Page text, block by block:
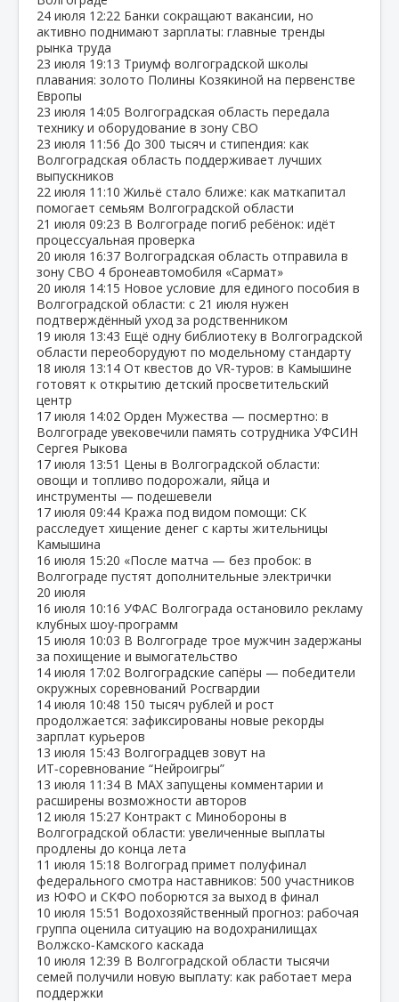
24 июля 12:22 Банки сокращают вакансии, но
активно поднимают зарплаты: главные тренды
рынка труда
23 июля 19:13 Триумф волгоградской школы
плавания: золото Полины Козякиной на первенстве
Европы
23 июля 14:05 Волгоградская область передала
технику и оборудование в зону СВО
23 июля 11:56 До 300 тысяч и стипендия: как
Волгоградская область поддерживает лучших
выпускников
22 июля 11:10 Жильё стало ближе: как маткапитал
помогает семьям Волгоградской области
21 июля 09:23 В Волгограде погиб ребёнок: идёт
процессуальная проверка
20 июля 16:37 Волгоградская область отправила в
зону СВО 4 бронеавтомобиля «Сармат»
20 июля 14:15 Новое условие для единого пособия в
Волгоградской области: с 21 июля нужен
подтверждённый уход за родственником
19 июля 13:43 Ещё одну библиотеку в Волгоградской
области переоборудуют по модельному стандарту
18 июля 13:14 От квестов до VR‑туров: в Камышине
готовят к открытию детский просветительский
центр
17 июля 14:02 Орден Мужества — посмертно: в
Волгограде увековечили память сотрудника УФСИН
Сергея Рыкова
17 июля 13:51 Цены в Волгоградской области:
овощи и топливо подорожали, яйца и
инструменты — подешевели
17 июля 09:44 Кража под видом помощи: СК
расследует хищение денег с карты жительницы
Камышина
16 июля 15:20 «После матча — без пробок: в
Волгограде пустят дополнительные электрички
20 июля
16 июля 10:16 УФАС Волгограда остановило рекламу
клубных шоу‑программ
15 июля 10:03 В Волгограде трое мужчин задержаны
за похищение и вымогательство
14 июля 17:02 Волгоградские сапёры — победители
окружных соревнований Росгвардии
14 июля 10:48 150 тысяч рублей и рост
продолжается: зафиксированы новые рекорды
зарплат курьеров
13 июля 15:43 Волгоградцев зовут на
ИТ‑соревнование “Нейроигры”
13 июля 11:34 В МАХ запущены комментарии и
расширены возможности авторов
12 июля 15:27 Контракт с Минобороны в
Волгоградской области: увеличенные выплаты
продлены до конца лета
11 июля 15:18 Волгоград примет полуфинал
федерального смотра наставников: 500 участников
из ЮФО и СКФО поборются за выход в финал
10 июля 15:51 Водохозяйственный прогноз: рабочая
группа оценила ситуацию на водохранилищах
Волжско‑Камского каскада
10 июля 12:39 В Волгоградской области тысячи
семей получили новую выплату: как работает мера
поддержки